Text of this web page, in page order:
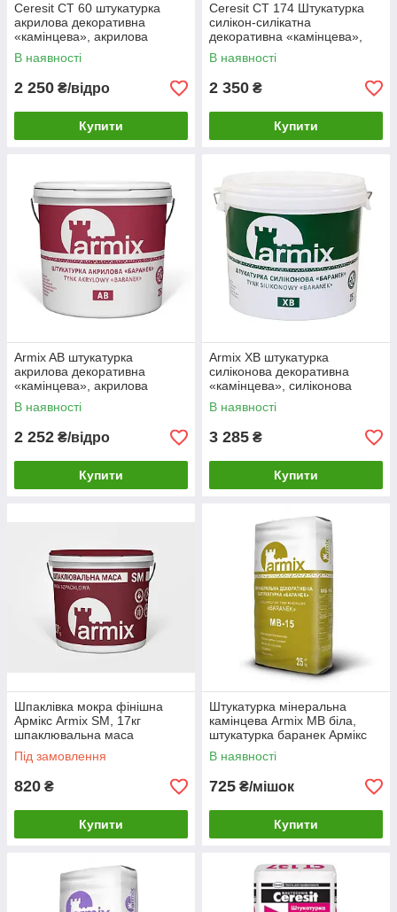
Ceresit CT 60 штукатурка
акрилова декоративна
«камінцева», акрилова
штукатурка Церезіт баранек
В наявності
2 250 ₴/відро
Купити
Ceresit CT 174 Штукатурка
силікон-силікатна
декоративна «камінцева»,
штукатурка силікат-
силіконова Церезіт
В наявності
2 350 ₴
Купити
Armix AB штукатурка
акрилова декоративна
«камінцева», акрилова
штукатурка Армікс баранек,
25кг
В наявності
2 252 ₴/відро
Купити
Armix XB штукатурка
силіконова декоративна
«камінцева», силіконова
штукатурка Армікс баранек
В наявності
3 285 ₴
Купити
Шпаклівка мокра фінішна
Армікс Armix SM, 17кг
шпаклювальна маса
Під замовлення
820 ₴
Купити
Штукатурка мінеральна
камінцева Armix МВ біла,
штукатурка баранек Армікс
В наявності
725 ₴/мішок
Купити